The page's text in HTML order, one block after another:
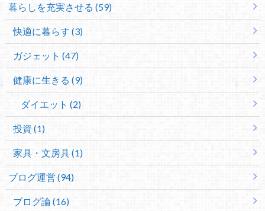
暮らしを充実させる (59)
快適に暮らす (3)
ガジェット (47)
健康に生きる (9)
ダイエット (2)
投資 (1)
家具・文房具 (1)
ブログ運営 (94)
ブログ論 (16)